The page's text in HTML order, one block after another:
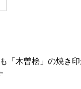
「木曽桧」の焼き